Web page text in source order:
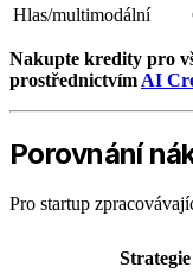
Hlas/multimodální
Nakupte kredity pro
prostřednictvím AI
Porovnání
Pro startup
Strategie